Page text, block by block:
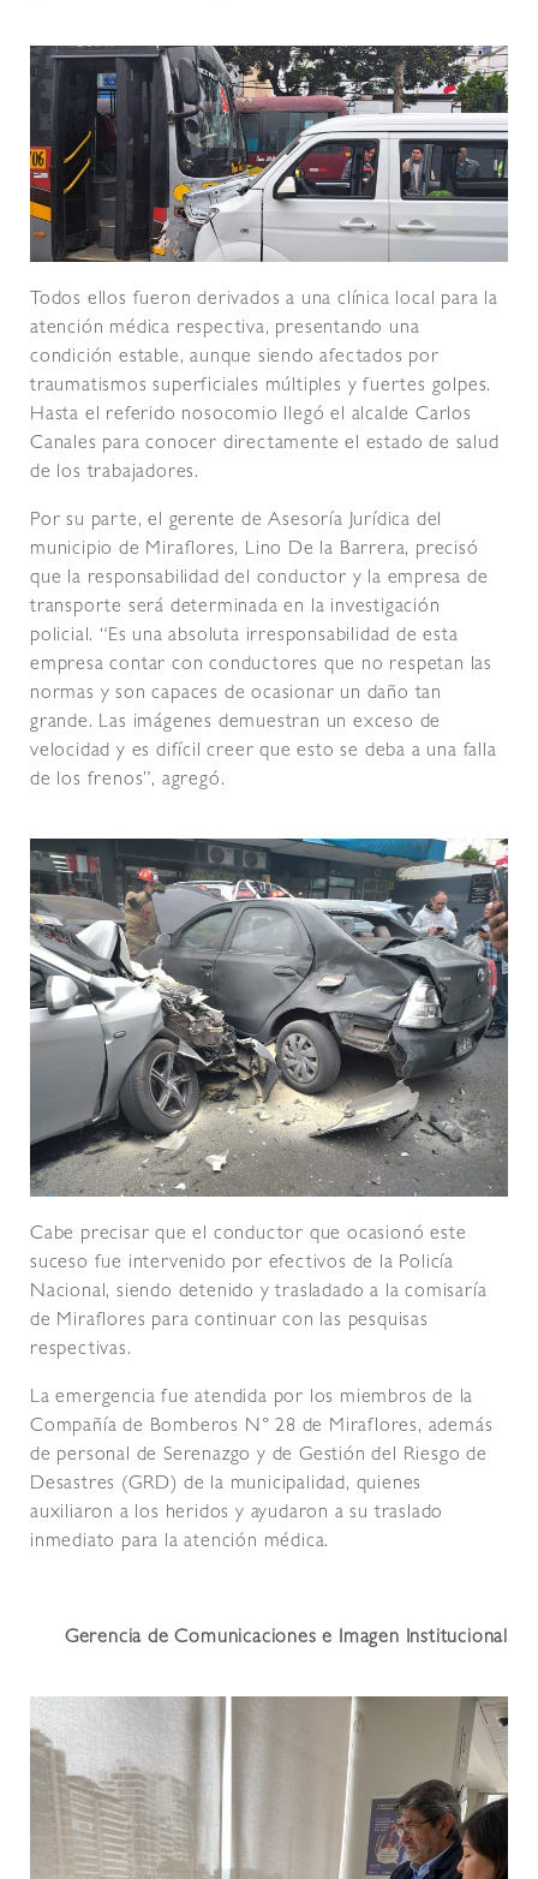
Todos ellos fueron derivados a una clínica local para la
atención médica respectiva, presentando una
condición estable, aunque siendo afectados por
traumatismos superficiales múltiples y fuertes golpes.
Hasta el referido nosocomio llegó el alcalde Carlos
Canales para conocer directamente el estado de salud
de los trabajadores.
Por su parte, el gerente de Asesoría Jurídica del
municipio de Miraflores, Lino De la Barrera, precisó
que la responsabilidad del conductor y la empresa de
transporte será determinada en la investigación
policial. “Es una absoluta irresponsabilidad de esta
empresa contar con conductores que no respetan las
normas y son capaces de ocasionar un daño tan
grande. Las imágenes demuestran un exceso de
velocidad y es difícil creer que esto se deba a una falla
de los frenos”, agregó.
Cabe precisar que el conductor que ocasionó este
suceso fue intervenido por efectivos de la Policía
Nacional, siendo detenido y trasladado a la comisaría
de Miraflores para continuar con las pesquisas
respectivas.
La emergencia fue atendida por los miembros de la
Compañía de Bomberos N° 28 de Miraflores, además
de personal de Serenazgo y de Gestión del Riesgo de
Desastres (GRD) de la municipalidad, quienes
auxiliaron a los heridos y ayudaron a su traslado
inmediato para la atención médica.
Gerencia de Comunicaciones e Imagen Institucional